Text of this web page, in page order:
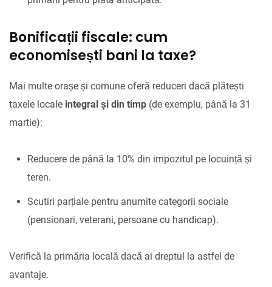
Bonificații fiscale: cum
economisești bani la taxe?
Mai multe orașe și comune oferă reduceri dacă plătești
taxele locale integral și din timp (de exemplu, până la 31
martie):
Reducere de până la 10% din impozitul pe locuință și
teren.
Scutiri parțiale pentru anumite categorii sociale
(pensionari, veterani, persoane cu handicap).
Verifică la primăria locală dacă ai dreptul la astfel de
avantaje.